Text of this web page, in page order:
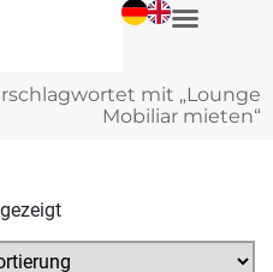
mit „Lounge
Mobiliar mieten“